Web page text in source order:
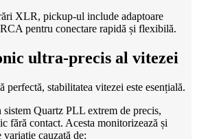
XLR, pickup-ul include adaptoare
pentru conectare rapidă și flexibilă.
ultra-precis al vitezei
perfectă, stabilitatea vitezei este esențială.
Quartz PLL extrem de precis,
fără contact. Acesta monitorizează și
variație cauzată de: